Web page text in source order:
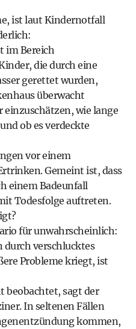
ist laut Kindernotfall
im Bereich
die durch eine
gerettet wurden,
überwacht
einzuschätzen, wie lange
ob es verdeckte
vor einem
Gemeint ist, dass
einem Badeunfall
Todesfolge auftreten.
für unwahrscheinlich:
durch verschlucktes
Probleme kriegt, ist
beobachtet, sagt der
In seltenen Fällen
kommen,